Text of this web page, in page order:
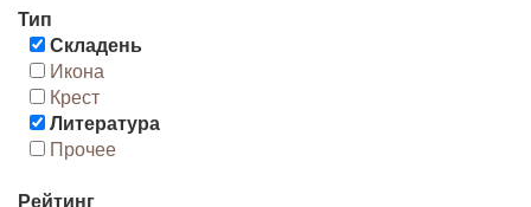
Тип
Складень
Икона
Крест
Литература
Прочее
Рейтинг